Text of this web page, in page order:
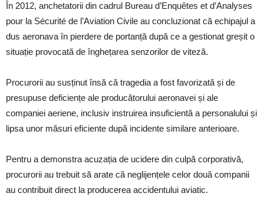
În 2012, anchetatorii din cadrul Bureau d’Enquêtes et d’Analyses
pour la Sécurité de l’Aviation Civile au concluzionat că echipajul a
dus aeronava în pierdere de portanță după ce a gestionat greșit o
situație provocată de înghețarea senzorilor de viteză.
Procurorii au susținut însă că tragedia a fost favorizată și de
presupuse deficiențe ale producătorului aeronavei și ale
companiei aeriene, inclusiv instruirea insuficientă a personalului și
lipsa unor măsuri eficiente după incidente similare anterioare.
Pentru a demonstra acuzația de ucidere din culpă corporativă,
procurorii au trebuit să arate că neglijențele celor două companii
au contribuit direct la producerea accidentului aviatic.